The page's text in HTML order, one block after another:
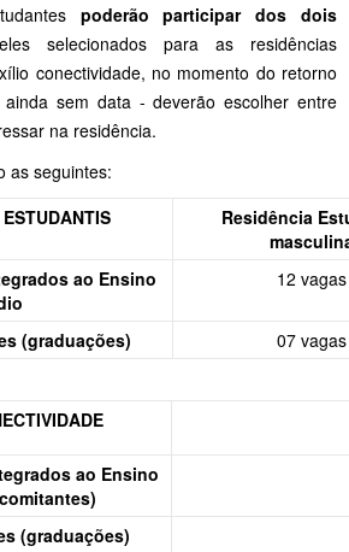
poderão participar dos dois
selecionados para as residências
conectividade, no momento do retorno
sem data - deverão escolher entre
na residência.
as seguintes:
Residência
ao Ensino
12 vagas
(graduações) 07 vagas
ao Ensino
(graduações)